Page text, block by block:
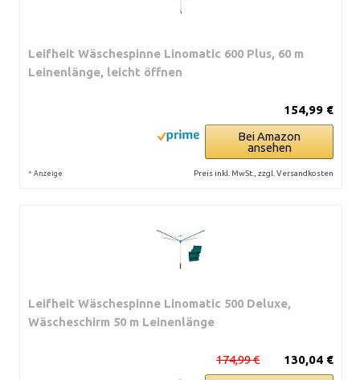
Leifheit Wäschespinne Linomatic 600 Plus, 60 m
Leinenlänge, leicht öffnen
154,99 €
Bei Amazon
ansehen
* Anzeige Preis inkl. MwSt., zzgl. Versandkosten
Leifheit Wäschespinne Linomatic 500 Deluxe,
Wäscheschirm 50 m Leinenlänge
130,04 €
174,99 €